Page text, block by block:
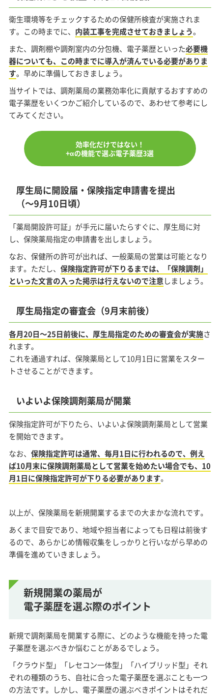
衛生環境等をチェックするための保健所検査が実施されま
す。この時までに、 内装工事を完成させておきましょう。
また、調剤棚や調剤室内の分包機、電子薬歴といった必要機
器についても、この時までに導入が済んでいる必要がありま
す。早めに準備しておきましょう。
当サイトでは、調剤薬局の業務効率化に貢献するおすすめの
電子薬歴をいくつかご紹介しているので、あわせて参考にし
てみてください。
効率化だけではない！
+αの機能で選ぶ電子薬歴3選
厚生局に開設届・保険指定申請書を提出
（～9月10日頃）
「薬局開設許可証」が手元に届いたらすぐに、厚生局に対
し、保険薬局指定の申請書を出しましょう。
なお、保健所の許可が出れば、一般薬局の営業は可能となり
ます。ただし、 保険指定許可が下りるまでは、「保険調剤」
といった文言の入った掲示は行えないので注意しましょう。
厚生局指定の審査会（9月末前後）
各月20日～25日前後に、厚生局指定のための審査会が実施さ
れます。
これを通過すれば、保険薬局として10月1日に営業をスター
トさせることができます。
いよいよ保険調剤薬局が開業
保険指定許可が下りたら、いよいよ保険調剤薬局として営業
を開始できます。
なお、 保険指定許可は通常、毎月1日に行われるので、例え
ば10月末に保険調剤薬局として営業を始めたい場合でも、10
月1日に保険指定許可が下りる必要があります。
以上が、保険薬局を新規開業するまでの大まかな流れです。
あくまで目安であり、地域や担当者によっても日程は前後す
るので、あらかじめ情報収集をしっかりと行いながら早めの
準備を進めていきましょう。
新規開業の薬局が
電子薬歴を選ぶ際のポイント
新規で調剤薬局を開業する際に、どのような機能を持った電
子薬歴を選ぶべきか悩むことがあるでしょう。
「クラウド型」「レセコン一体型」「ハイブリッド型」それ
ぞれの種類のうち、自社に合った電子薬歴を選ぶことも一つ
の方法です。しかし、電子薬歴の選ぶべきポイントはそれだ